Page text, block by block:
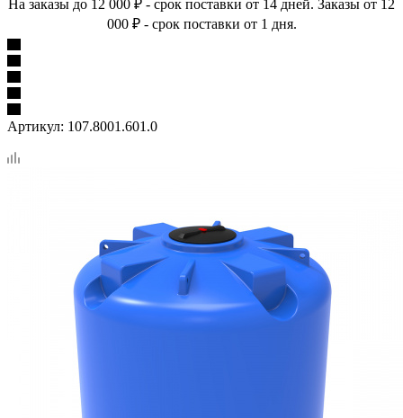
На заказы до 12 000 ₽ - срок поставки от 14 дней. Заказы от 12
000 ₽ - срок поставки от 1 дня.
Артикул: 107.8001.601.0